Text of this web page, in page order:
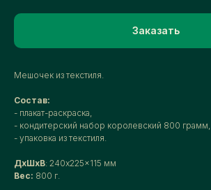
Заказать
Мешочек из текстиля.
Состав:
- плакат-раскраска,
- кондитерский набор королевский 800 грамм,
- упаковка из текстиля.
ДxШxВ: 240x225x115 мм
Вес: 800 г.